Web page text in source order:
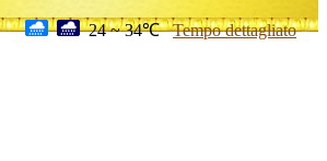
24 ~ 34℃ Tempo dettagliato